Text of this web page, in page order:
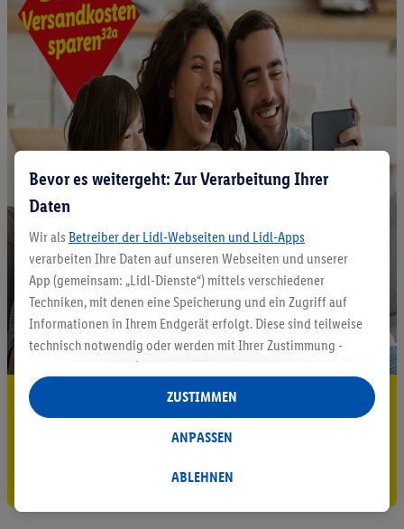
5.95 € Versand sparen³²ᵃ
Jetzt zum Newsletter anmelden
Gutschein sichern!
Bevor es weitergeht: Zur Verarbeitung Ihrer
Daten
Wir als Betreiber der Lidl-Webseiten und Lidl-Apps
verarbeiten Ihre Daten auf unseren Webseiten und unserer
App (gemeinsam: „Lidl-Dienste“) mittels verschiedener
Techniken, mit denen eine Speicherung und ein Zugriff auf
Informationen in Ihrem Endgerät erfolgt. Diese sind teilweise
technisch notwendig oder werden mit Ihrer Zustimmung -
auch durch Partner (u.a.
Verantwortliche; im Zusammenhang mit dem IAB TCF
insgesamt
Statistik-Erstellung oder für personalisierte Werbung
Datenverarbeitungen für personalisierte Werbung werden
ABLEHNEN
ANPASSEN
ZUSTIMMEN